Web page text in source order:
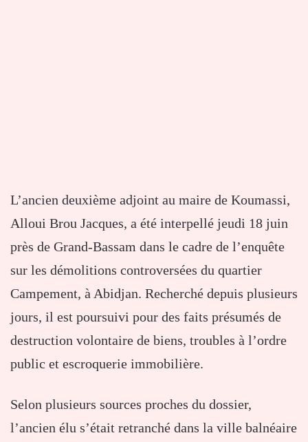
L’ancien deuxième adjoint au maire de Koumassi,
Alloui Brou Jacques, a été interpellé jeudi 18 juin
près de Grand-Bassam dans le cadre de l’enquête
sur les démolitions controversées du quartier
Campement, à Abidjan. Recherché depuis plusieurs
jours, il est poursuivi pour des faits présumés de
destruction volontaire de biens, troubles à l’ordre
public et escroquerie immobilière.
Selon plusieurs sources proches du dossier,
l’ancien élu s’était retranché dans la ville balnéaire